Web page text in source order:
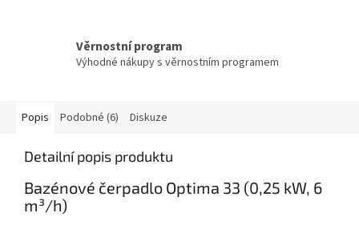
Věrnostní program
Výhodné nákupy s věrnostním programem
Popis Podobné (6) Diskuze
Detailní popis produktu
Bazénové čerpadlo Optima 33 (0,25 kW, 6
m³/h)